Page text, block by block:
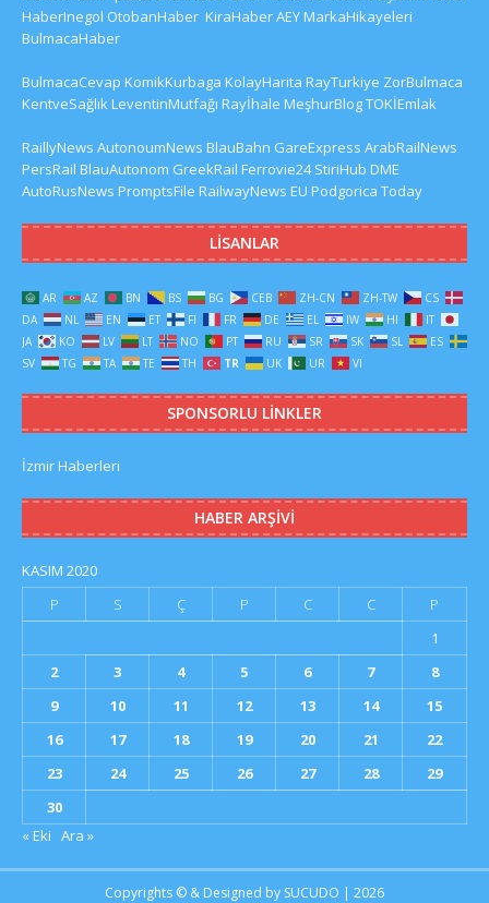
HaberInegol OtobanHaber KiraHaberAEYMarkaHikayeleri
BulmacaHaber
BulmacaCevap KomikKurbaga KolayHarita RayTurkiye ZorBulmaca
KentveSağlıkLeventinMutfağı Rayİhale MeşhurBlogTOKİEmlak
RaillyNews AutonoumNews BlauBahn GareExpress ArabRailNews
PersRail BlauAutonom GreekRail Ferrovie24 StiriHub DME
AutoRusNews PromptsFile RailwayNews EU Podgorica Today
LISANLAR
AR AZ BN BS BG CEB ZH-CN ZH-TW
CS
DA
NL EN ET FI FR DE EL IW HI
IT
JA
KO LV LT NO PT RU SR SK SL
ES
SV
TG TA TE TH TR UK UR VI
SPONSORLU LINKLER
İzmir Haberleri
HABER ARŞIVI
KASIM 2020
P
S Ç P C C
P
1
2
3 4 5 6 7
8
9
10 11 12 13 14
15
16
17 18 19 20 21
22
23
24 25 26 27 28
29
30
« Eki Ara »
Copyrights © & Designed by SUCUDO | 2026